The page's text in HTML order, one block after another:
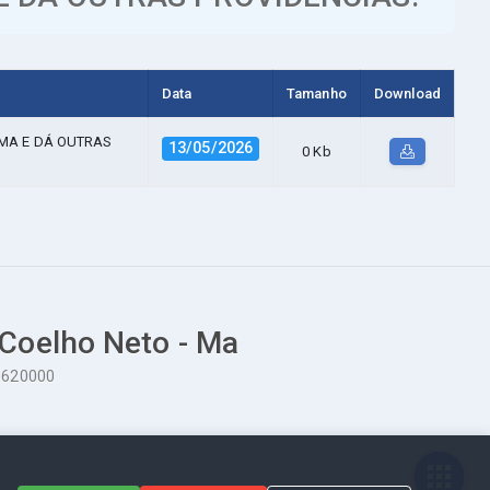
Data Tamanho Download
Е DÁ OUTRAS 13/05/2026 0 Kb
Neto - Ma